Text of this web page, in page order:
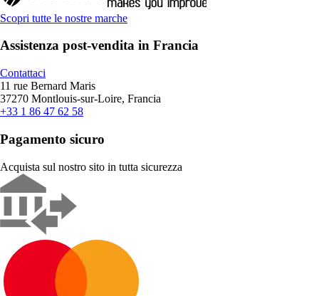
Scopri tutte le nostre marche
Assistenza post-vendita in Francia
Contattaci
11 rue Bernard Maris
37270 Montlouis-sur-Loire, Francia
+33 1 86 47 62 58
Pagamento sicuro
Acquista sul nostro sito in tutta sicurezza